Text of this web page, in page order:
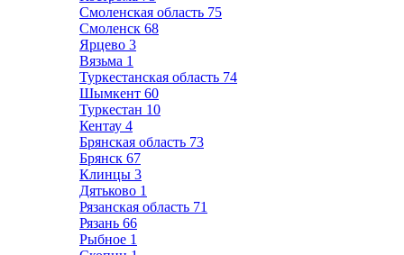
Смоленская область 75
Смоленск 68
Ярцево 3
Вязьма 1
Туркестанская область 74
Шымкент 60
Туркестан 10
Кентау 4
Брянская область 73
Брянск 67
Клинцы 3
Дятьково 1
Рязанская область 71
Рязань 66
Рыбное 1